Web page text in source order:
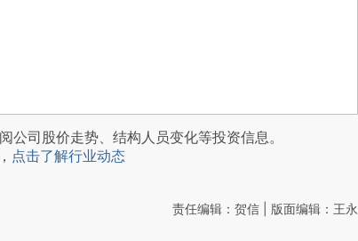
公司股价走势、结构人员变化等投资信息。
点击了解行业动态
责任编辑：贺信 | 版面编辑：王永